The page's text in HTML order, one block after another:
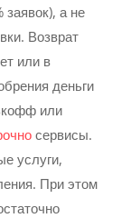
заявок), а не
Возврат
или в
деньги
или
сервисы.
услуги,
При этом